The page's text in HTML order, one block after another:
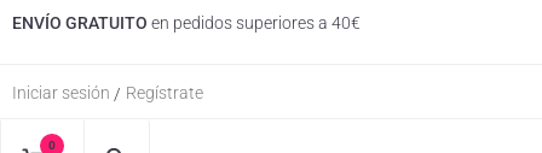
ENVÍO GRATUITO en pedidos superiores a 40€
Iniciar sesión / Regístrate
0